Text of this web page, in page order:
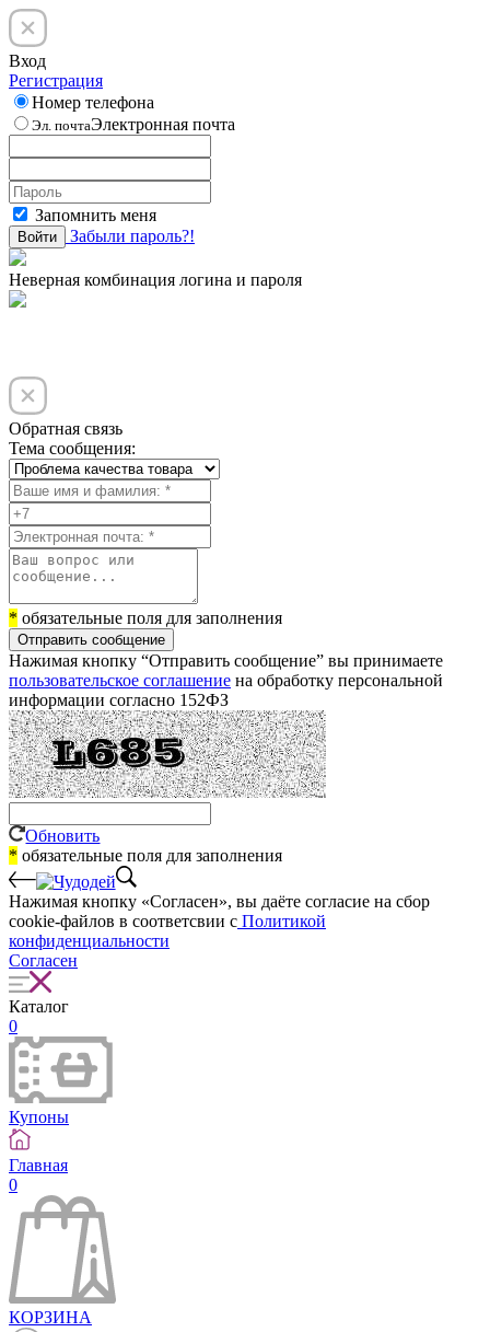
Вход
Регистрация
Номер телефона
Эл. почтаЭлектронная почта
Запомнить меня
Войти Забыли пароль?!
Неверная комбинация логина и пароля
Обратная связь
Тема сообщения:
* обязательные поля для заполнения
Отправить сообщение
Нажимая кнопку “Отправить сообщение” вы принимаете
пользовательское соглашение на обработку персональной
информации согласно 152ФЗ
Обновить
* обязательные поля для заполнения
Нажимая кнопку «Согласен», вы даёте cогласие на сбор
cookie-файлов в соответсвии с Политикой
конфиденциальности
Согласен
Каталог
0
Купоны
Главная
0
КОРЗИНА